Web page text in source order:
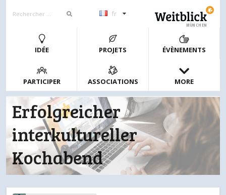
fr
MÜNCHEN
IDÉE PROJETS ÉVÈNEMENTS
PARTICIPER ASSOCIATIONS MORE
Erfolgreicher
interkultureller
Kochabend